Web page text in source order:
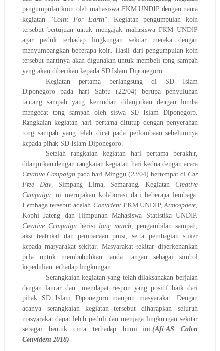
pengumpulan koin oleh mahasiswa FKM UNDIP dengan nama
kegiatan “Coint For Earth”. Kegiatan pengumpulan koin
tersebut bertujuan untuk mengajak mahasiswa FKM UNDIP
agar peduli terhadap lingkungan sekitar mereka dengan
menyumbangkan beberapa koin. Hasil dari pengumpulankoin
tersebut nantinya akandigunakan untuk membeli tong sampah
yang akandiberikan kepada SD Islam Diponegoro.
Kegiatan pertama berlangsung di SD Islam
Diponegoro
pada hari Sabtu (22/04)berupa penyuluhan
tantang sampah
yang kemudian dilanjutkan denganlomba
mengecat tong sampah oleh siswa SD Islam Diponegoro.
Rangkaian kegiatan hari pertama ditutup dengan penyerahan
tong sampah yang telah dicat pada perlombaan sebelumnya
kepada pihak SD Islam Diponegoro.
Setelah rangkaian kegiatan hari pertama berakhir,
dilanjutkan dengan rangkaian kegiatan hari kedua dengan acara
Creative Campaignpada hari Minggu(23/04)bertempat diCar
Free Day, Simpang Lima, Semarang. KegiatanCreative
Campaignini merupakan kolaborasi dari beberapa lembaga.
Lembaga tersebut adalah Convident FKM UNDIP,Atmosphere,
Kophi Jateng dan Himpunan Mahasiswa Statistika UNDIP.
Creative Campaignberisi long march, pengambilan sampah,
aksi teatrikal dan pembacaan puisi, serta pembagian stiker
kepada masyarakat sekitar. Masyarakat sekitar diperkenankan
pula untuk membubuhkan tanda
tangan sebagai simbol
kepedulian terhadap lingkungan.
Serangkaian kegiatan yang telah dilaksanakan berjalan
dengan lancar dan mendapat respon yang positif baik dari
pihak SD Islam Diponegoro maupun masyarakat. Dengan
adanya serangkaian kegiatan tersebut diharapkan seluruh
masyarakat dapat lebih peduli dan menjaga lingkungan sekitar
sebagai bentuk cinta terhadap bumi ini.(Afi-AS Calon
Convident 2018)